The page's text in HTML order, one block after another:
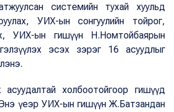
системийн тухай хуульд
УИХ-ын сонгуулийн тойрог,
УИХ-ын гишүүн Н.Номтойбаярын
эсэх зэрэг 16 асуудлыг
холбоотойгоор гишүүд
үеэр УИХ-ын гишүүн Ж.Батзандан